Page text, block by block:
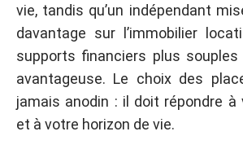
vie, tandis qu’un indépendant
davantage sur l’immobilier
supports financiers plus
avantageuse. Le choix des
jamais anodin : il doit répondre
et à votre horizon de vie.